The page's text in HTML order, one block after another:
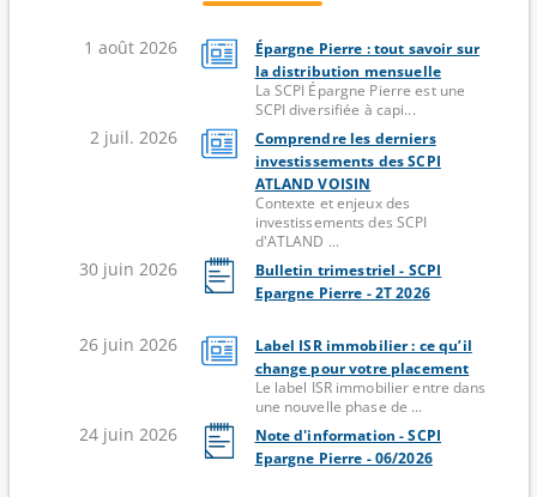
1 août 2026
Épargne Pierre : tout savoir sur
la distribution mensuelle
La SCPI Épargne Pierre est une
SCPI diversifiée à capi...
2 juil. 2026
Comprendre les derniers
investissements des SCPI
ATLAND VOISIN
Contexte et enjeux des
investissements des SCPI
d'ATLAND ...
30 juin 2026
Bulletin trimestriel - SCPI
Epargne Pierre - 2T 2026
26 juin 2026
Label ISR immobilier : ce qu’il
change pour votre placement
Le label ISR immobilier entre dans
une nouvelle phase de ...
24 juin 2026
Note d'information - SCPI
Epargne Pierre - 06/2026